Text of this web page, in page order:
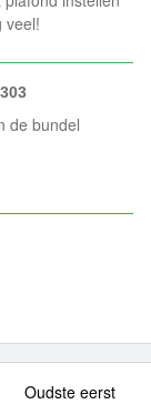
veel!
de bundel
Oudste eerst